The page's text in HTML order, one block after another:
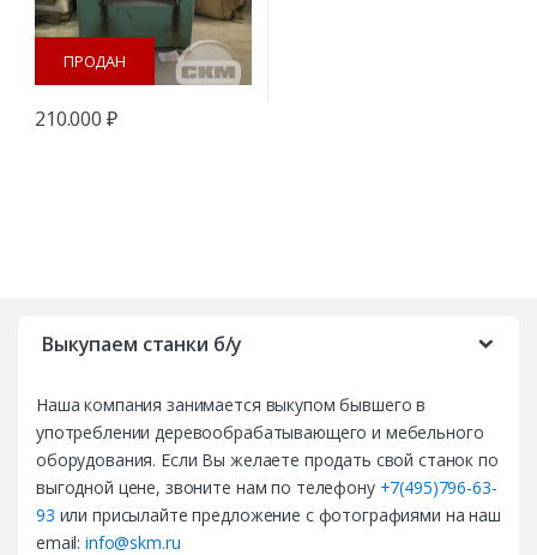
ПРОДАН
210.000 ₽
Выкупаем станки б/у
Наша компания занимается выкупом бывшего в
употреблении деревообрабатывающего и мебельного
оборудования. Если Вы желаете продать свой станок по
выгодной цене, звоните нам по телефону +7(495)796-63-
93 или присылайте предложение с фотографиями на наш
email:info@skm.ru